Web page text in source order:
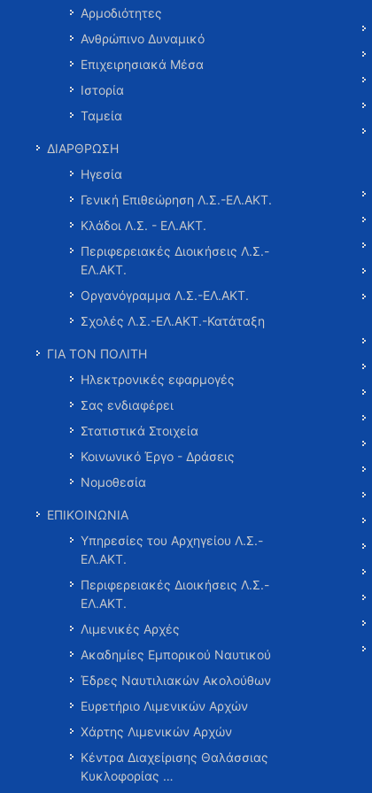
Αρμοδιότητες
Ανθρώπινο Δυναμικό
Επιχειρησιακά Μέσα
Ιστορία
Ταμεία
ΔΙΑΡΘΡΩΣΗ
Ηγεσία
Γενική Επιθεώρηση Λ.Σ.-ΕΛ.ΑΚΤ.
Κλάδοι Λ.Σ. - ΕΛ.ΑΚΤ.
Περιφερειακές Διοικήσεις Λ.Σ.-
ΕΛ.ΑΚΤ.
Οργανόγραμμα Λ.Σ.-ΕΛ.ΑΚΤ.
Σχολές Λ.Σ.-ΕΛ.ΑΚΤ.-Κατάταξη
ΓΙΑ ΤΟΝ ΠΟΛΙΤΗ
Ηλεκτρονικές εφαρμογές
Σας ενδιαφέρει
Στατιστικά Στοιχεία
Κοινωνικό Έργο - Δράσεις
Νομοθεσία
ΕΠΙΚΟΙΝΩΝΙΑ
Υπηρεσίες του Αρχηγείου Λ.Σ.-
ΕΛ.ΑΚΤ.
Περιφερειακές Διοικήσεις Λ.Σ.-
ΕΛ.ΑΚΤ.
Λιμενικές Αρχές
Ακαδημίες Εμπορικού Ναυτικού
Έδρες Ναυτιλιακών Ακολούθων
Ευρετήριο Λιμενικών Αρχών
Χάρτης Λιμενικών Αρχών
Κέντρα Διαχείρισης Θαλάσσιας
Κυκλοφορίας …